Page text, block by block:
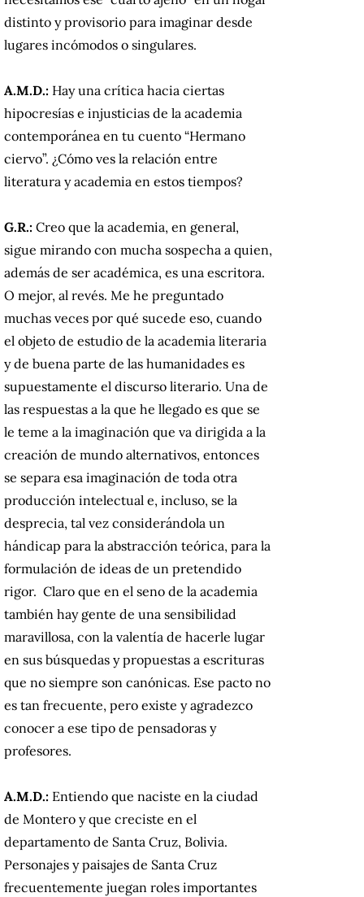
distinto y provisorio para imaginar desde
lugares incómodos o singulares.
A.M.D.: Hay una crítica hacia ciertas
hipocresías e injusticias de la academia
contemporánea en tu cuento “Hermano
ciervo”. ¿Cómo ves la relación entre
literatura y academia en estos tiempos?
G.R.: Creo que la academia, en general,
sigue mirando con mucha sospecha a quien,
además de ser académica, es una escritora.
O mejor, al revés. Me he preguntado
muchas veces por qué sucede eso, cuando
el objeto de estudio de la academia literaria
y de buena parte de las humanidades es
supuestamente el discurso literario. Una de
las respuestas a la que he llegado es que se
le teme a la imaginación que va dirigida a la
creación de mundo alternativos, entonces
se separa esa imaginación de toda otra
producción intelectual e, incluso, se la
desprecia, tal vez considerándola un
hándicap para la abstracción teórica, para la
formulación de ideas de un pretendido
rigor. Claro que en el seno de la academia
también hay gente de una sensibilidad
maravillosa, con la valentía de hacerle lugar
en sus búsquedas y propuestas a escrituras
que no siempre son canónicas. Ese pacto no
es tan frecuente, pero existe y agradezco
conocer a ese tipo de pensadoras y
profesores.
A.M.D.: Entiendo que naciste en la ciudad
de Montero y que creciste en el
departamento de Santa Cruz, Bolivia.
Personajes y paisajes de Santa Cruz
frecuentemente juegan roles importantes